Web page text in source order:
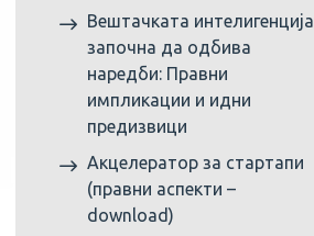
Вештачката интелигенција
започна да одбива
наредби: Правни
импликации и идни
предизвици
Акцелератор за стартапи
(правни аспекти –
download)